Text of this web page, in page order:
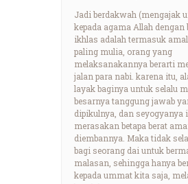
Jadi berdakwah (mengajak
kepada agama Allah dengan
ikhlas adalah termasuk
paling mulia, orang yang
melaksanakannya berarti
jalan para nabi. karena itu,
layak baginya untuk selalu
besarnya tanggung jawab
dipikulnya, dan seyogyanya
merasakan betapa berat
diembannya. Maka tidak
bagi seorang dai untuk
malasan, sehingga hanya
kepada ummat kita saja,